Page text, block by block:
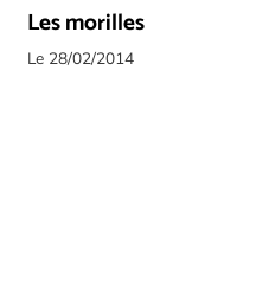
Les morilles
Le 28/02/2014